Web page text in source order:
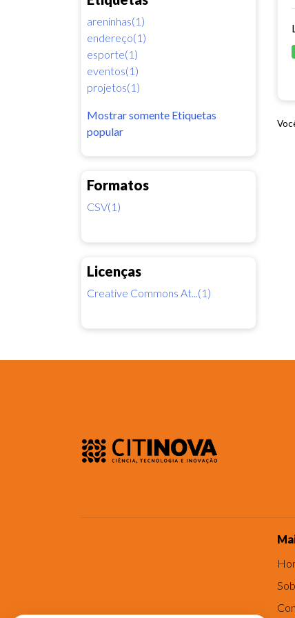
areninhas(1)
endereço(1)
esporte(1)
eventos(1)
projetos(1)
Mostrar somente Etiquetas
popular
Formatos
CSV(1)
Licenças
Creative Commons At...(1)